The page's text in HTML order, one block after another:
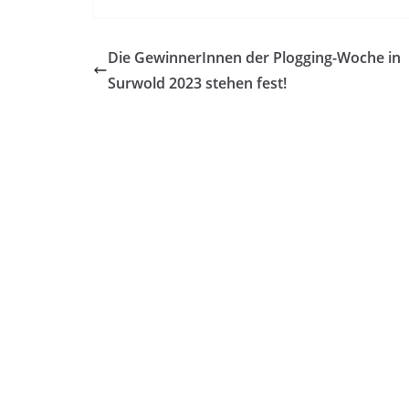
Die GewinnerInnen der Plogging-Woche in
Surwold 2023 stehen fest!